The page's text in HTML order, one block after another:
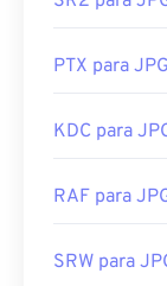
aplicativo
com" para
Para
PTX para JPG
KDC para
RAF para
SRW para